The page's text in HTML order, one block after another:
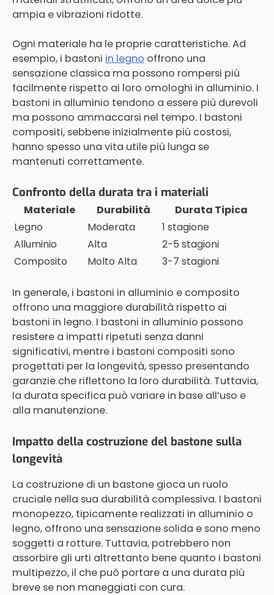
ampia e vibrazioni ridotte.
Ogni materiale ha le proprie caratteristiche. Ad
esempio, i bastoni in legno offrono una
sensazione classica ma possono rompersi più
facilmente rispetto ai loro omologhi in alluminio. I
bastoni in alluminio tendono a essere più durevoli
ma possono ammaccarsi nel tempo. I bastoni
compositi, sebbene inizialmente più costosi,
hanno spesso una vita utile più lunga se
mantenuti correttamente.
Confronto della durata tra i materiali
Materiale Durabilità
Durata Tipica
Legno
Moderata
1 stagione
Alluminio
Alta
2-5 stagioni
Composito
Molto Alta 3-7 stagioni
In generale, i bastoni in alluminio e composito
offrono una maggiore durabilità rispetto ai
bastoni in legno. I bastoni in alluminio possono
resistere a impatti ripetuti senza danni
significativi, mentre i bastoni compositi sono
progettati per la longevità, spesso presentando
garanzie che riflettono la loro durabilità. Tuttavia,
la durata specifica può variare in base all’uso e
alla manutenzione.
Impatto della costruzione del bastone sulla
longevità
La costruzione di un bastone gioca un ruolo
cruciale nella sua durabilità complessiva. I bastoni
monopezzo, tipicamente realizzati in alluminio o
legno, offrono una sensazione solida e sono meno
soggetti a rotture. Tuttavia, potrebbero non
assorbire gli urti altrettanto bene quanto i bastoni
multipezzo, il che può portare a una durata più
breve se non maneggiati con cura.